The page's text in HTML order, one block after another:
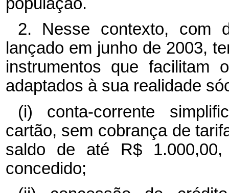
2. Nesse contexto, com
lançado em junho de 2003,
instrumentos que facilitam
adaptados à sua realidade
(i) conta-corrente
cartão, sem cobrança de
saldo de até R$
concedido;